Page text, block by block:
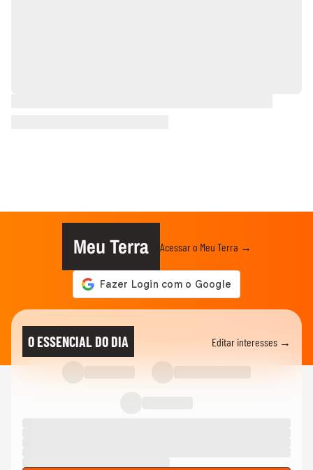
Meu Terra Acessar o Meu Terra →
O ESSENCIAL DO DIA Editar interesses →